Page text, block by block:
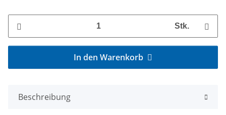
Stk.
In den Warenkorb
Beschreibung